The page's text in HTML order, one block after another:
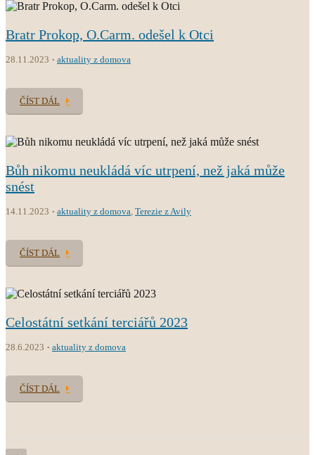
Bratr Prokop, O.Carm. odešel k Otci
28.11.2023 aktuality z domova
ČÍST DÁL
Bůh nikomu neukládá víc utrpení, než jaká může
snést
14.11.2023 aktuality z domova Terezie z Avily
ČÍST DÁL
Celostátní setkání terciářů 2023
28.6.2023 aktuality z domova
ČÍST DÁL